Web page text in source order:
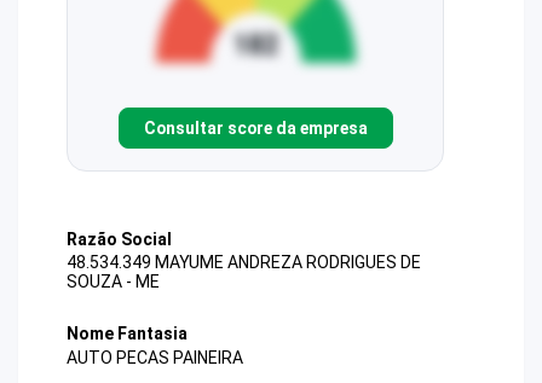
Consultar score da empresa
Razão Social
48.534.349 MAYUME ANDREZA RODRIGUES DE
SOUZA - ME
Nome Fantasia
AUTO PECAS PAINEIRA